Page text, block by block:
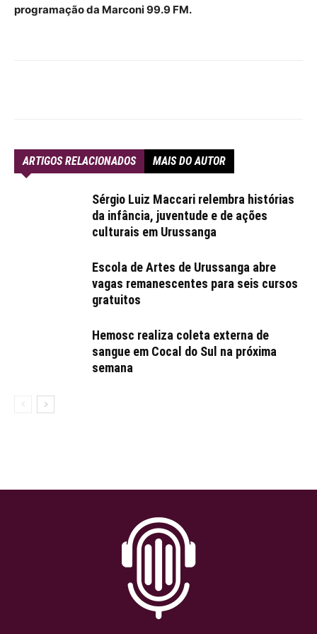
programação da Marconi 99.9 FM.
ARTIGOS RELACIONADOS MAIS DO AUTOR
Sérgio Luiz Maccari relembra histórias
da infância, juventude e de ações
culturais em Urussanga
Escola de Artes de Urussanga abre
vagas remanescentes para seis cursos
gratuitos
Hemosc realiza coleta externa de
sangue em Cocal do Sul na próxima
semana